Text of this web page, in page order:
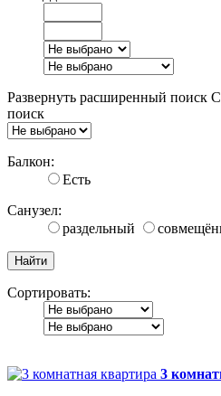
Развернуть расширенный поиск
поиск
Балкон:
Есть
Санузел:
раздельный
Сортировать:
3